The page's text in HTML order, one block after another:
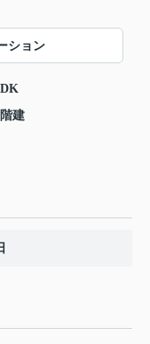
ション
建